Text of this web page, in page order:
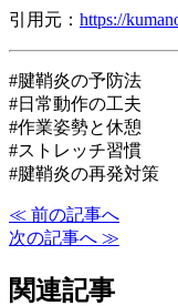
引用元： https://
#腱鞘炎の予防法
#日常動作の工夫
#作業姿勢と休憩
#ストレッチ習慣
#腱鞘炎の再発対策
≪ 前の記事へ
次の記事へ ≫
関連記事